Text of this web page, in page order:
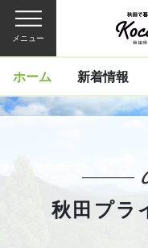
メニュー
ホーム 新着情報
秋田プラ